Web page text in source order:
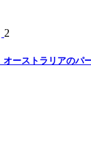
2
オーストラリアのパ